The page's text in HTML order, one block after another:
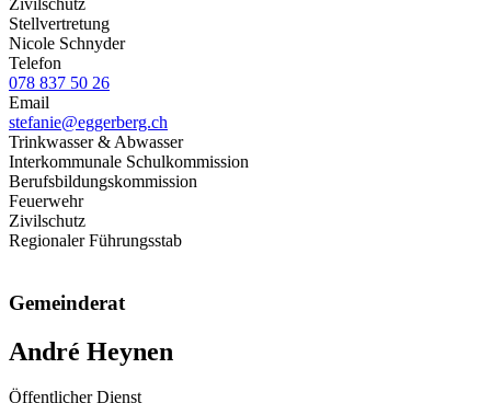
Zivilschutz
Stellvertretung
Nicole Schnyder
Telefon
078 837 50 26
Email
stefanie@eggerberg.ch
Trinkwasser & Abwasser
Interkommunale Schulkommission
Berufsbildungskommission
Feuerwehr
Zivilschutz
Regionaler Führungsstab
Gemeinderat
André Heynen
Öffentlicher Dienst